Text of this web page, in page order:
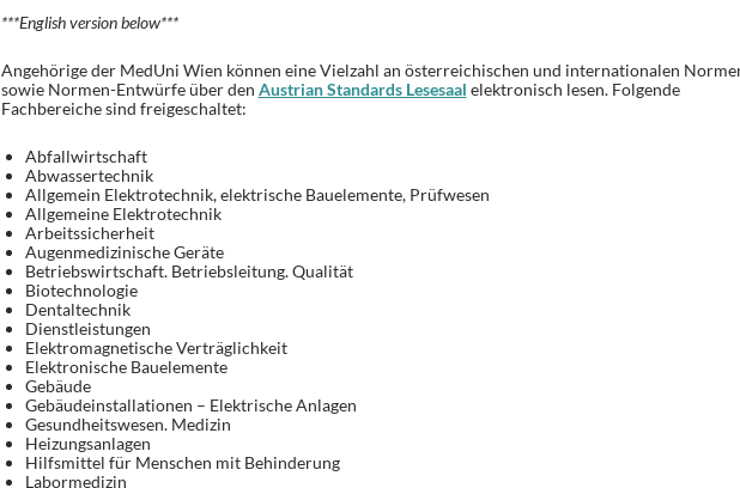
***English version below***
Angehörige der MedUni Wien können eine Vielzahl an österreichischen und internationalen
sowie Normen-Entwürfe über den Austrian Standards Lesesaal elektronisch lesen. Folgende
Fachbereiche sind freigeschaltet:
Abfallwirtschaft
Abwassertechnik
Allgemein Elektrotechnik, elektrische Bauelemente, Prüfwesen
Allgemeine Elektrotechnik
Arbeitssicherheit
Augenmedizinische Geräte
Betriebswirtschaft. Betriebsleitung. Qualität
Biotechnologie
Dentaltechnik
Dienstleistungen
Elektromagnetische Verträglichkeit
Elektronische Bauelemente
Gebäude
Gebäudeinstallationen – Elektrische Anlagen
Gesundheitswesen. Medizin
Heizungsanlagen
Hilfsmittel für Menschen mit Behinderung
Labormedizin